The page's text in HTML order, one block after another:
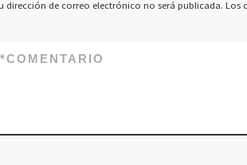
dirección de correo electrónico no será publicada. Los
COMENTARIO
*